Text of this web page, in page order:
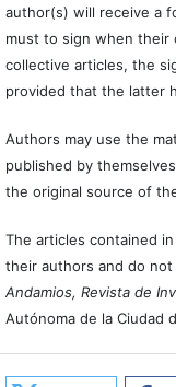
author(s) will receive a
must to sign when their
collective articles, the
provided that the latter
Authors may use the
published by
the original source of
The articles contained
their authors and do
Andamios, Revista de
Autónoma de la Ciudad